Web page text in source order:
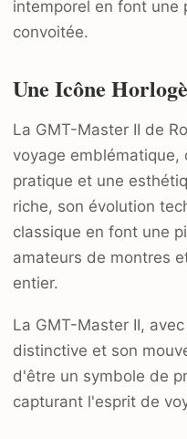
intemporel en font une
convoitée.
Une Icône
La GMT-Master II de
voyage
pratique et une
riche, son évolution
classique en font une
amateurs de montres
entier.
La GMT-Master II,
distinctive et son
d'être un symbole de
capturant l'esprit de